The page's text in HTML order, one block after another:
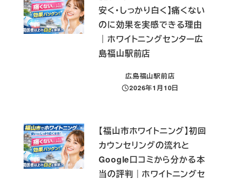
安く・しっかり白く】痛くない
のに効果を実感できる理由
｜ホワイトニングセンター広
島福山駅前店
広島福山駅前店
投稿日
2026年1月10日
【福山市ホワイトニング】初回
カウンセリングの流れと
Google口コミから分かる本
当の評判｜ホワイトニングセ